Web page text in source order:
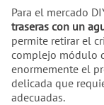
Para el mercado
traseras con un
permite retirar el
complejo módulo
enormemente el
delicada que
adecuadas.